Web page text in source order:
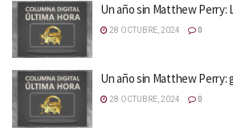
Un año sin Matthew Perry:
28 OCTUBRE, 2024 0
Un año sin Matthew Perry:
28 OCTUBRE, 2024 0